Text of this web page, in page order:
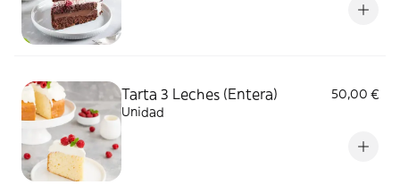
Tarta 3 Leches (Entera)
50,00 €
Unidad